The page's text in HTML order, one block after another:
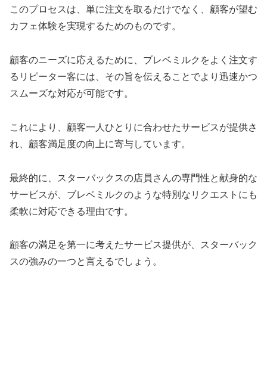
このプロセスは、単に注文を取るだけでなく、顧客が望む
カフェ体験を実現するためのものです。
顧客のニーズに応えるために、ブレベミルクをよく注文す
るリピーター客には、その旨を伝えることでより迅速かつ
スムーズな対応が可能です。
これにより、顧客一人ひとりに合わせたサービスが提供さ
れ、顧客満足度の向上に寄与しています。
最終的に、スターバックスの店員さんの専門性と献身的な
サービスが、ブレベミルクのような特別なリクエストにも
柔軟に対応できる理由です。
顧客の満足を第一に考えたサービス提供が、スターバック
スの強みの一つと言えるでしょう。